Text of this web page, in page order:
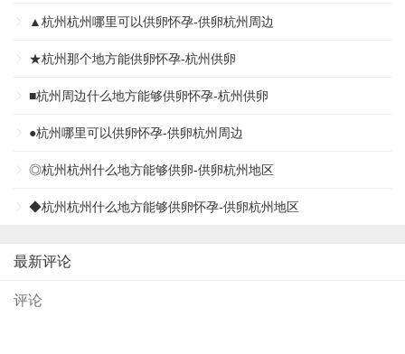
▲杭州杭州哪里可以供卵怀孕-供卵杭州周边
★杭州那个地方能供卵怀孕-杭州供卵
■杭州周边什么地方能够供卵怀孕-杭州供卵
●杭州哪里可以供卵怀孕-供卵杭州周边
◎杭州杭州什么地方能够供卵-供卵杭州地区
◆杭州杭州什么地方能够供卵怀孕-供卵杭州地区
最新评论